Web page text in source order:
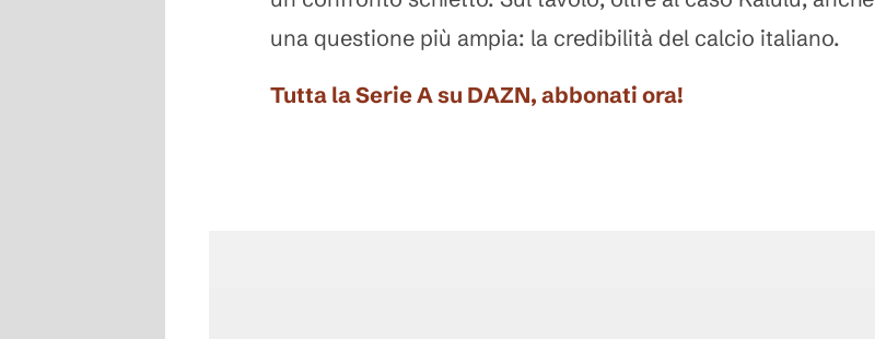
una questione più ampia: la credibilità del calcio italiano.
Tutta la Serie A su DAZN, abbonati ora!